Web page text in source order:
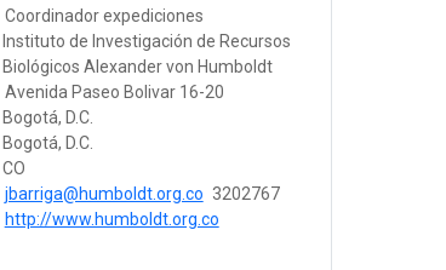
Coordinador expediciones
Instituto de Investigación de Recursos
Biológicos Alexander von Humboldt
Avenida Paseo Bolivar 16-20
Bogotá, D.C.
Bogotá, D.C.
CO
jbarriga@humboldt.org.co 3202767
http://www.humboldt.org.co